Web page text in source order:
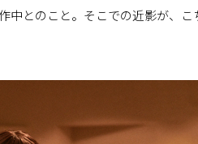
とのこと。そこでの近影が、こ